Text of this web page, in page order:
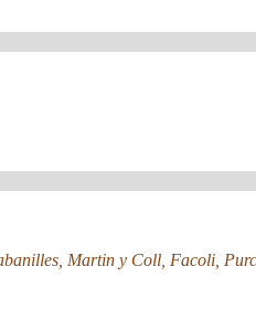
Martin y Coll, Facoli,